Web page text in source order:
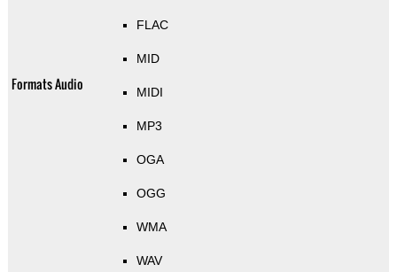
Formats Audio
FLAC
MID
MIDI
MP3
OGA
OGG
WMA
WAV